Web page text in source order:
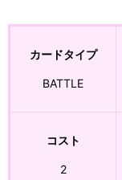
カードタイプ
BATTLE
コスト
2